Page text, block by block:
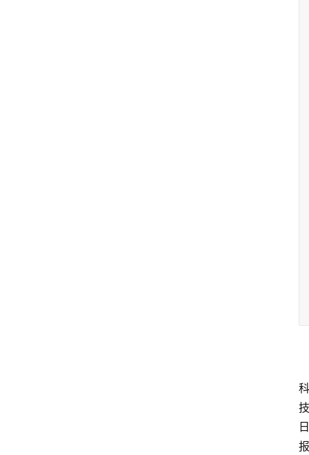
科
技
日
报